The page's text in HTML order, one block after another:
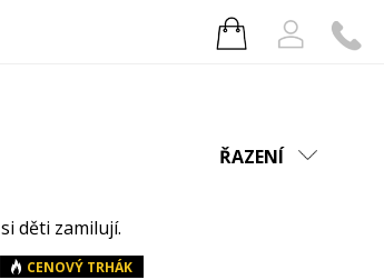
ŘAZENÍ
děti zamilují.
CENOVÝ TRHÁK